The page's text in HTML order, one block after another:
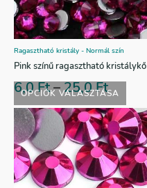
OPCIÓK VÁLASZTÁSA
Ragasztható kristály - Normál szín
Pink színű ragasztható kristálykő
6,0Ft–25,0Ft